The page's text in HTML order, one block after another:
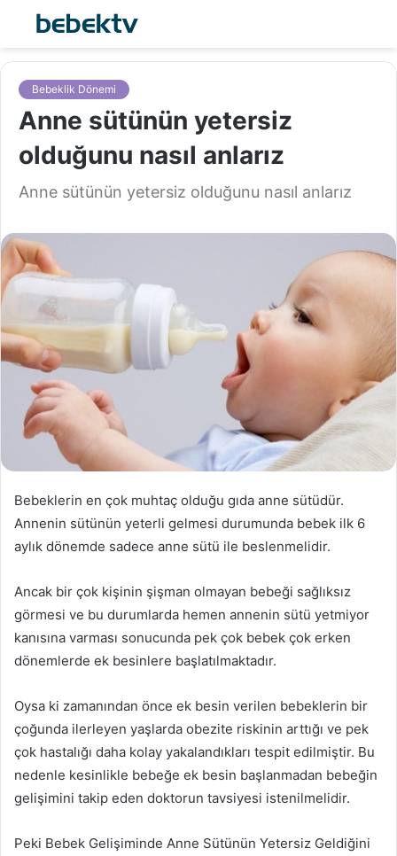
Bebeklik Dönemi
Anne sütünün yetersiz
olduğunu nasıl anlarız
Anne sütünün yetersiz olduğunu nasıl anlarız
Bebeklerin en çok muhtaç olduğu gıda anne sütüdür.
Annenin sütünün yeterli gelmesi durumunda bebek ilk 6
aylık dönemde sadece anne sütü ile beslenmelidir.
Ancak bir çok kişinin şişman olmayan bebeği sağlıksız
görmesi ve bu durumlarda hemen annenin sütü yetmiyor
kanısına varması sonucunda pek çok bebek çok erken
dönemlerde ek besinlere başlatılmaktadır.
Oysa ki zamanından önce ek besin verilen bebeklerin bir
çoğunda ilerleyen yaşlarda obezite riskinin arttığı ve pek
çok hastalığı daha kolay yakalandıkları tespit edilmiştir. Bu
nedenle kesinlikle bebeğe ek besin başlanmadan bebeğin
gelişimini takip eden doktorun tavsiyesi istenilmelidir.
Peki Bebek Gelişiminde Anne Sütünün Yetersiz Geldiğini